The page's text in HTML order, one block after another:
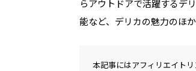
らアウトドアで活躍するデ
能など、デリカの魅力のほ
本記事にはアフィリエイト